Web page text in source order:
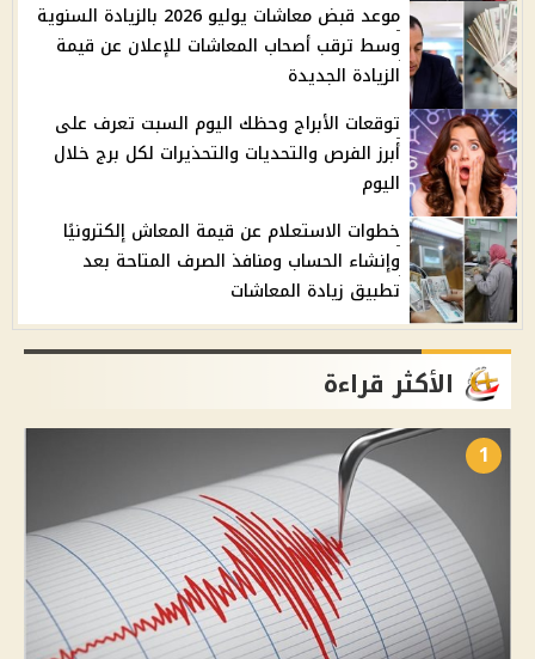
موعد قبض معاشات يوليو 2026 بالزيادة السنوية
وسط ترقب أصحاب المعاشات للإعلان عن قيمة
الزيادة الجديدة
توقعات الأبراج وحظك اليوم السبت تعرف على
أبرز الفرص والتحديات والتحذيرات لكل برج خلال
اليوم
خطوات الاستعلام عن قيمة المعاش إلكترونيًا
وإنشاء الحساب ومنافذ الصرف المتاحة بعد
تطبيق زيادة المعاشات
الأكثر قراءة
1